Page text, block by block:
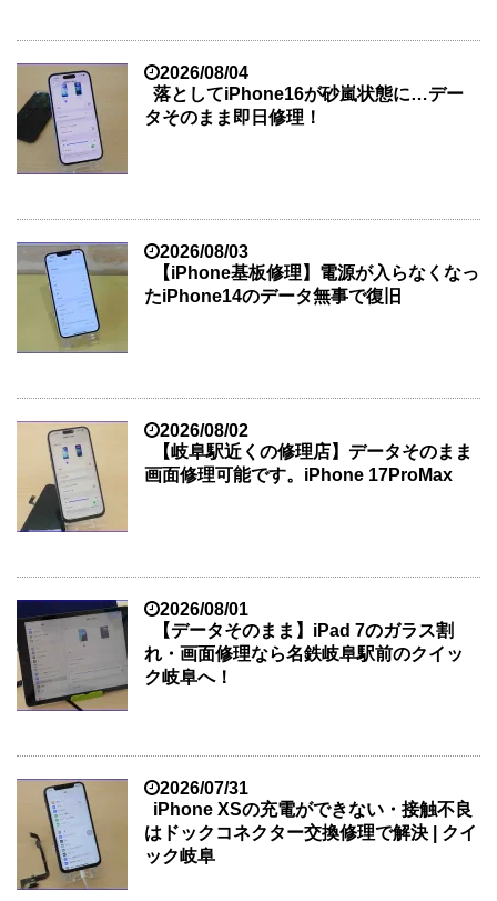
2026/08/04
落としてiPhone16が砂嵐状態に…デー
タそのまま即日修理！
2026/08/03
【iPhone基板修理】電源が入らなくなっ
たiPhone14のデータ無事で復旧
2026/08/02
【岐阜駅近くの修理店】データそのまま
画面修理可能です。iPhone 17ProMax
2026/08/01
【データそのまま】iPad 7のガラス割
れ・画面修理なら名鉄岐阜駅前のクイッ
ク岐阜へ！
2026/07/31
iPhone XSの充電ができない・接触不良
はドックコネクター交換修理で解決 | クイ
ック岐阜